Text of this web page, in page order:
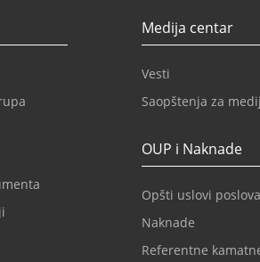
Medija centar
Vesti
Saopštenja za
OUP i Naknade
Opšti uslovi
Naknade
Referentne